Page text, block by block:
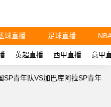
球直播 足球直播
英超直播 西甲直播 意甲
SP青年队VS加巴库阿拉SP青年